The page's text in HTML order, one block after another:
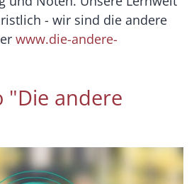
- wir sind die andere
www.die-andere-
"Die andere